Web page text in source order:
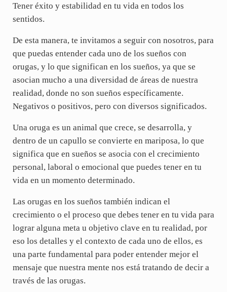
Tener éxito y estabilidad en tu vida en todos los
sentidos.
De esta manera, te invitamos a seguir con nosotros, para
que puedas entender cada uno de los sueños con
orugas, y lo que significan en los sueños, ya que se
asocian mucho a una diversidad de áreas de nuestra
realidad, donde no son sueños específicamente.
Negativos o positivos, pero con diversos significados.
Una oruga es un animal que crece, se desarrolla, y
dentro de un capullo se convierte en mariposa, lo que
significa que en sueños se asocia con el crecimiento
personal, laboral o emocional que puedes tener en tu
vida en un momento determinado.
Las orugas en los sueños también indican el
crecimiento o el proceso que debes tener en tu vida para
lograr alguna meta u objetivo clave en tu realidad, por
eso los detalles y el contexto de cada uno de ellos, es
una parte fundamental para poder entender mejor el
mensaje que nuestra mente nos está tratando de decir a
través de las orugas.